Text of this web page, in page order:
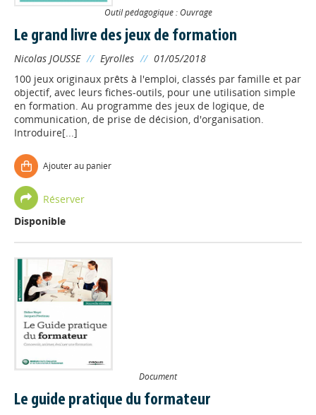
Outil pédagogique : Ouvrage
Le grand livre des jeux de formation
Nicolas JOUSSE // Eyrolles // 01/05/2018
100 jeux originaux prêts à l'emploi, classés par famille et par
objectif, avec leurs fiches-outils, pour une utilisation simple
en formation. Au programme des jeux de logique, de
communication, de prise de décision, d'organisation.
Introduire[...]
Ajouter au panier
Réserver
Disponible
Document
Le guide pratique du formateur